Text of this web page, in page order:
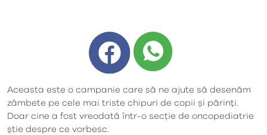
Aceasta este o campanie care să ne ajute să desenăm
zâmbete pe cele mai triste chipuri de copii și părinți.
Doar cine a fost vreodată într-o secție de oncopediatrie
știe despre ce vorbesc.